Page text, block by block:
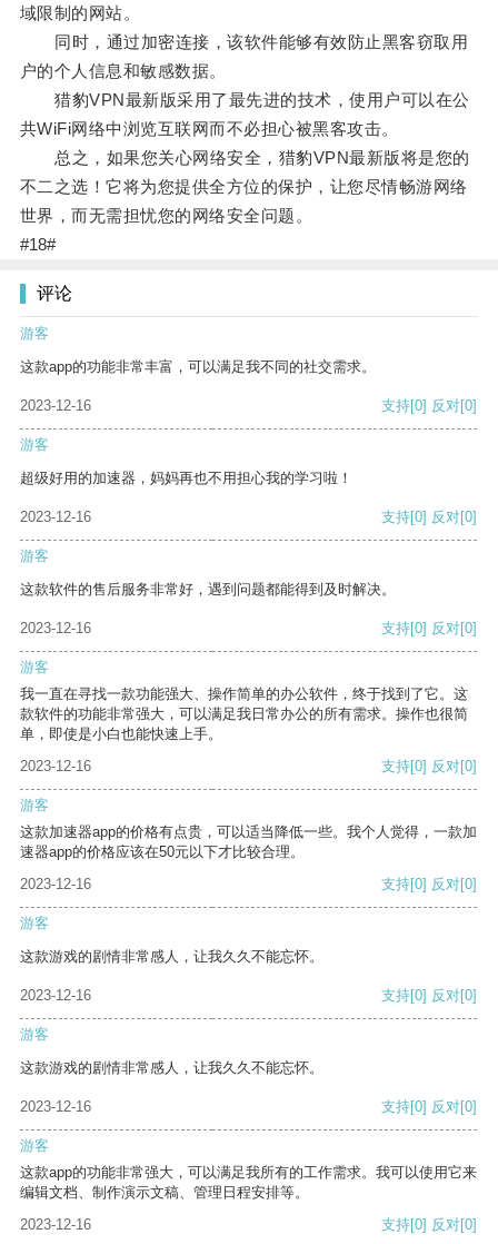
域限制的网站。
同时，通过加密连接，该软件能够有效防止黑客窃取用
户的个人信息和敏感数据。
猎豹VPN最新版采用了最先进的技术，使用户可以在公
共WiFi网络中浏览互联网而不必担心被黑客攻击。
总之，如果您关心网络安全，猎豹VPN最新版将是您的
不二之选！它将为您提供全方位的保护，让您尽情畅游网络
世界，而无需担忧您的网络安全问题。
#18#
评论
游客
这款app的功能非常丰富，可以满足我不同的社交需求。
2023-12-16 支持[0] 反对[0]
游客
超级好用的加速器，妈妈再也不用担心我的学习啦！
2023-12-16 支持[0] 反对[0]
游客
这款软件的售后服务非常好，遇到问题都能得到及时解决。
2023-12-16 支持[0] 反对[0]
游客
我一直在寻找一款功能强大、操作简单的办公软件，终于找到了它。这
款软件的功能非常强大，可以满足我日常办公的所有需求。操作也很简
单，即使是小白也能快速上手。
2023-12-16
支持[0] 反对[0]
游客
这款加速器app的价格有点贵，可以适当降低一些。我个人觉得，一款加
速器app的价格应该在50元以下才比较合理。
2023-12-16
支持[0] 反对[0]
游客
这款游戏的剧情非常感人，让我久久不能忘怀。
2023-12-16 支持[0] 反对[0]
游客
这款游戏的剧情非常感人，让我久久不能忘怀。
2023-12-16 支持[0] 反对[0]
游客
这款app的功能非常强大，可以满足我所有的工作需求。我可以使用它来
编辑文档、制作演示文稿、管理日程安排等。
2023-12-16
支持[0] 反对[0]